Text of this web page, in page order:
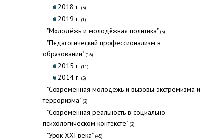
2018 г. (3)
2019 г. (1)
"Молодёжь и молодёжная политика" (5)
"Педагогический профессионализм в
образовании" (16)
2015 г. (11)
2014 г. (5)
"Современная молодежь и вызовы экстремизма и
терроризма" (2)
"Современная реальность в социально-
психологическом контексте" (2)
"Урок XXI века" (45)